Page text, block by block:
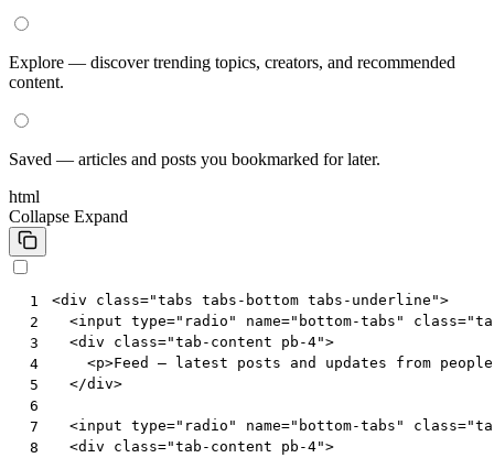
Explore — discover trending topics, creators, and recommended
content.
Saved — articles and posts you bookmarked for later.
html
Collapse Expand
1
2
3
4
5
6
7
8
<div class="tabs tabs-bottom tabs-underline">
<input type="radio" name="bottom-tabs" class=
<div class="tab-content pb-4">
<p>Feed — latest posts and updates from
</div>
<input type="radio" name="bottom-tabs" class=
<div class="tab-content pb-4">